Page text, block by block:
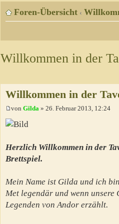
Foren-Übersicht ‹
Willkommen in der
Willkommen in der
von Gilda » 26. Februar 2013, 12:24
Herzlich Willkommen in der
Brettspiel.
Mein Name ist Gilda und ich
Met legendär und wenn unsere
Legenden von Andor erzählt.